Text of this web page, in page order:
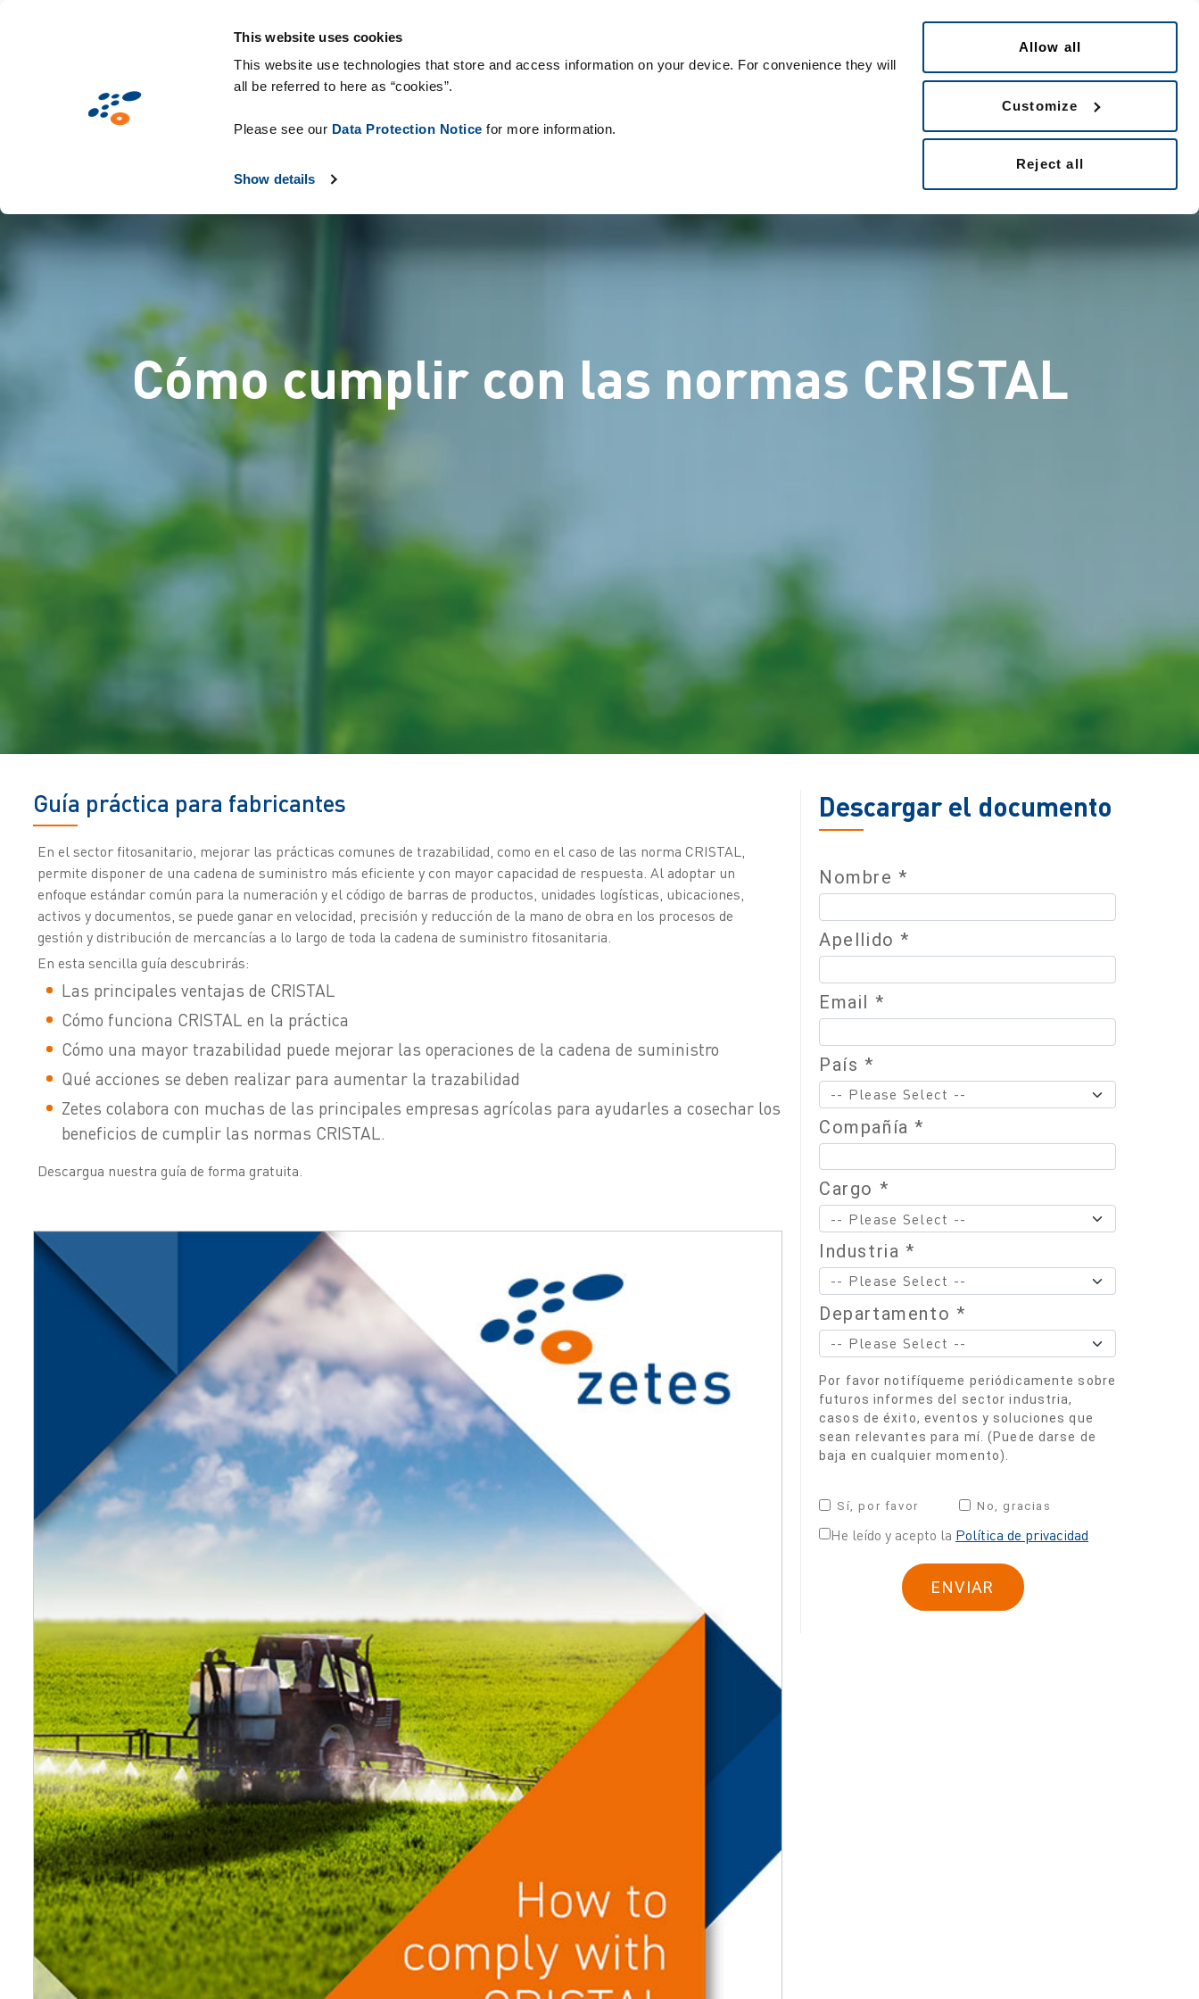
This website uses cookies
This website use technologies that store and access information on your device. For convenience they will
all be referred to here as “cookies”.
Please see our Data Protection Notice for more information.
Show details
Allow all
Customize
Reject all
Mercados Tecnologías y Productos
Cómo cumplir con las normas CRISTAL
Guía práctica para fabricantes
En el sector fitosanitario, mejorar las prácticas comunes de trazabilidad, como en el caso de las norma CRISTAL,
permite disponer de una cadena de suministro más eficiente y con mayor capacidad de respuesta. Al adoptar un
enfoque estándar común para la numeración y el código de barras de productos, unidades logísticas, ubicaciones,
activos y documentos, se puede ganar en velocidad, precisión y reducción de la mano de obra en los procesos de
gestión y distribución de mercancías a lo largo de toda la cadena de suministro fitosanitaria.
En esta sencilla guía descubrirás:
Las principales ventajas de CRISTAL
Cómo funciona CRISTAL en la práctica
Cómo una mayor trazabilidad puede mejorar las operaciones de la cadena de suministro
Qué acciones se deben realizar para aumentar la trazabilidad
Zetes colabora con muchas de las principales empresas agrícolas para ayudarles a cosechar los
beneficios de cumplir las normas CRISTAL.
Descargua nuestra guía de forma gratuita.
Descargar el documento
Nombre *
Apellido *
Email *
País *
Compañía *
Cargo *
Industria *
Departamento *
Por favor notifíqueme periódicamente sobre
futuros informes del sector industria,
casos de éxito, eventos y soluciones que
sean relevantes para mí. (Puede darse de
baja en cualquier momento).
Sí, por favor No, gracias
He leído y acepto la Política de privacidad